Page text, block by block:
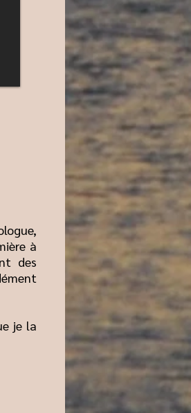
à
des
je la